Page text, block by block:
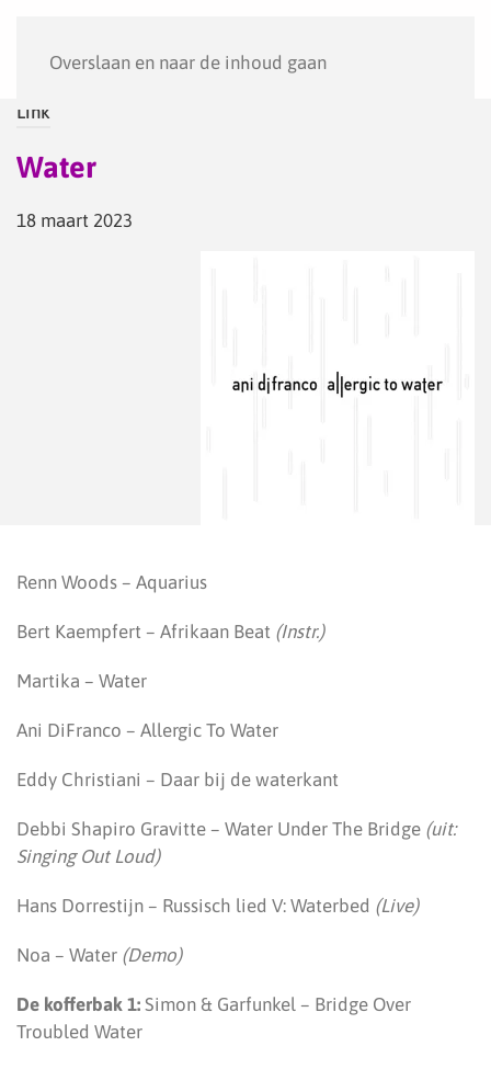
Overslaan en naar de inhoud gaan
Link
Water
18 maart 2023
Renn Woods – Aquarius
Bert Kaempfert – Afrikaan Beat (Instr.)
Martika – Water
Ani DiFranco – Allergic To Water
Eddy Christiani – Daar bij de waterkant
Debbi Shapiro Gravitte – Water Under The Bridge (uit:
Singing Out Loud)
Hans Dorrestijn – Russisch lied V: Waterbed (Live)
Noa – Water (Demo)
De kofferbak 1: Simon & Garfunkel – Bridge Over
Troubled Water